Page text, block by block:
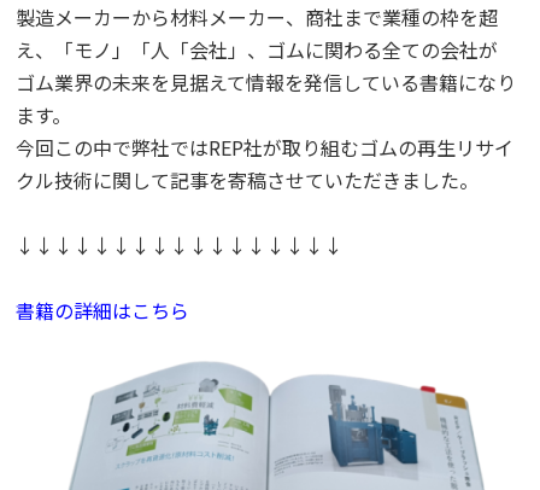
製造メーカーから材料メーカー、商社まで業種の枠を超
え、「モノ」「人「会社」、ゴムに関わる全ての会社が
ゴム業界の未来を見据えて情報を発信している書籍になり
ます。
今回この中で弊社ではREP社が取り組むゴムの再生リサイ
クル技術に関して記事を寄稿させていただきました。
↓↓↓↓↓↓↓↓↓↓↓↓↓↓↓↓↓
書籍の詳細はこちら